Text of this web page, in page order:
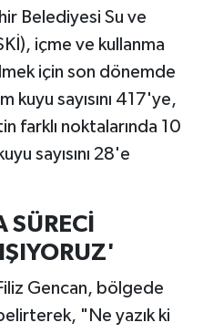
Belediyesi Su ve
içme ve kullanma
için son dönemde
kuyu sayısını 417'ye,
farklı noktalarında 10
sayısını 28'e
Gencan, bölgede
"Ne yazık ki